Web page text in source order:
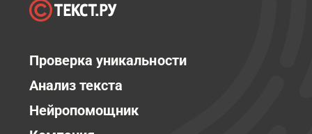
Проверка уникальности
Анализ текста
Нейропомощник